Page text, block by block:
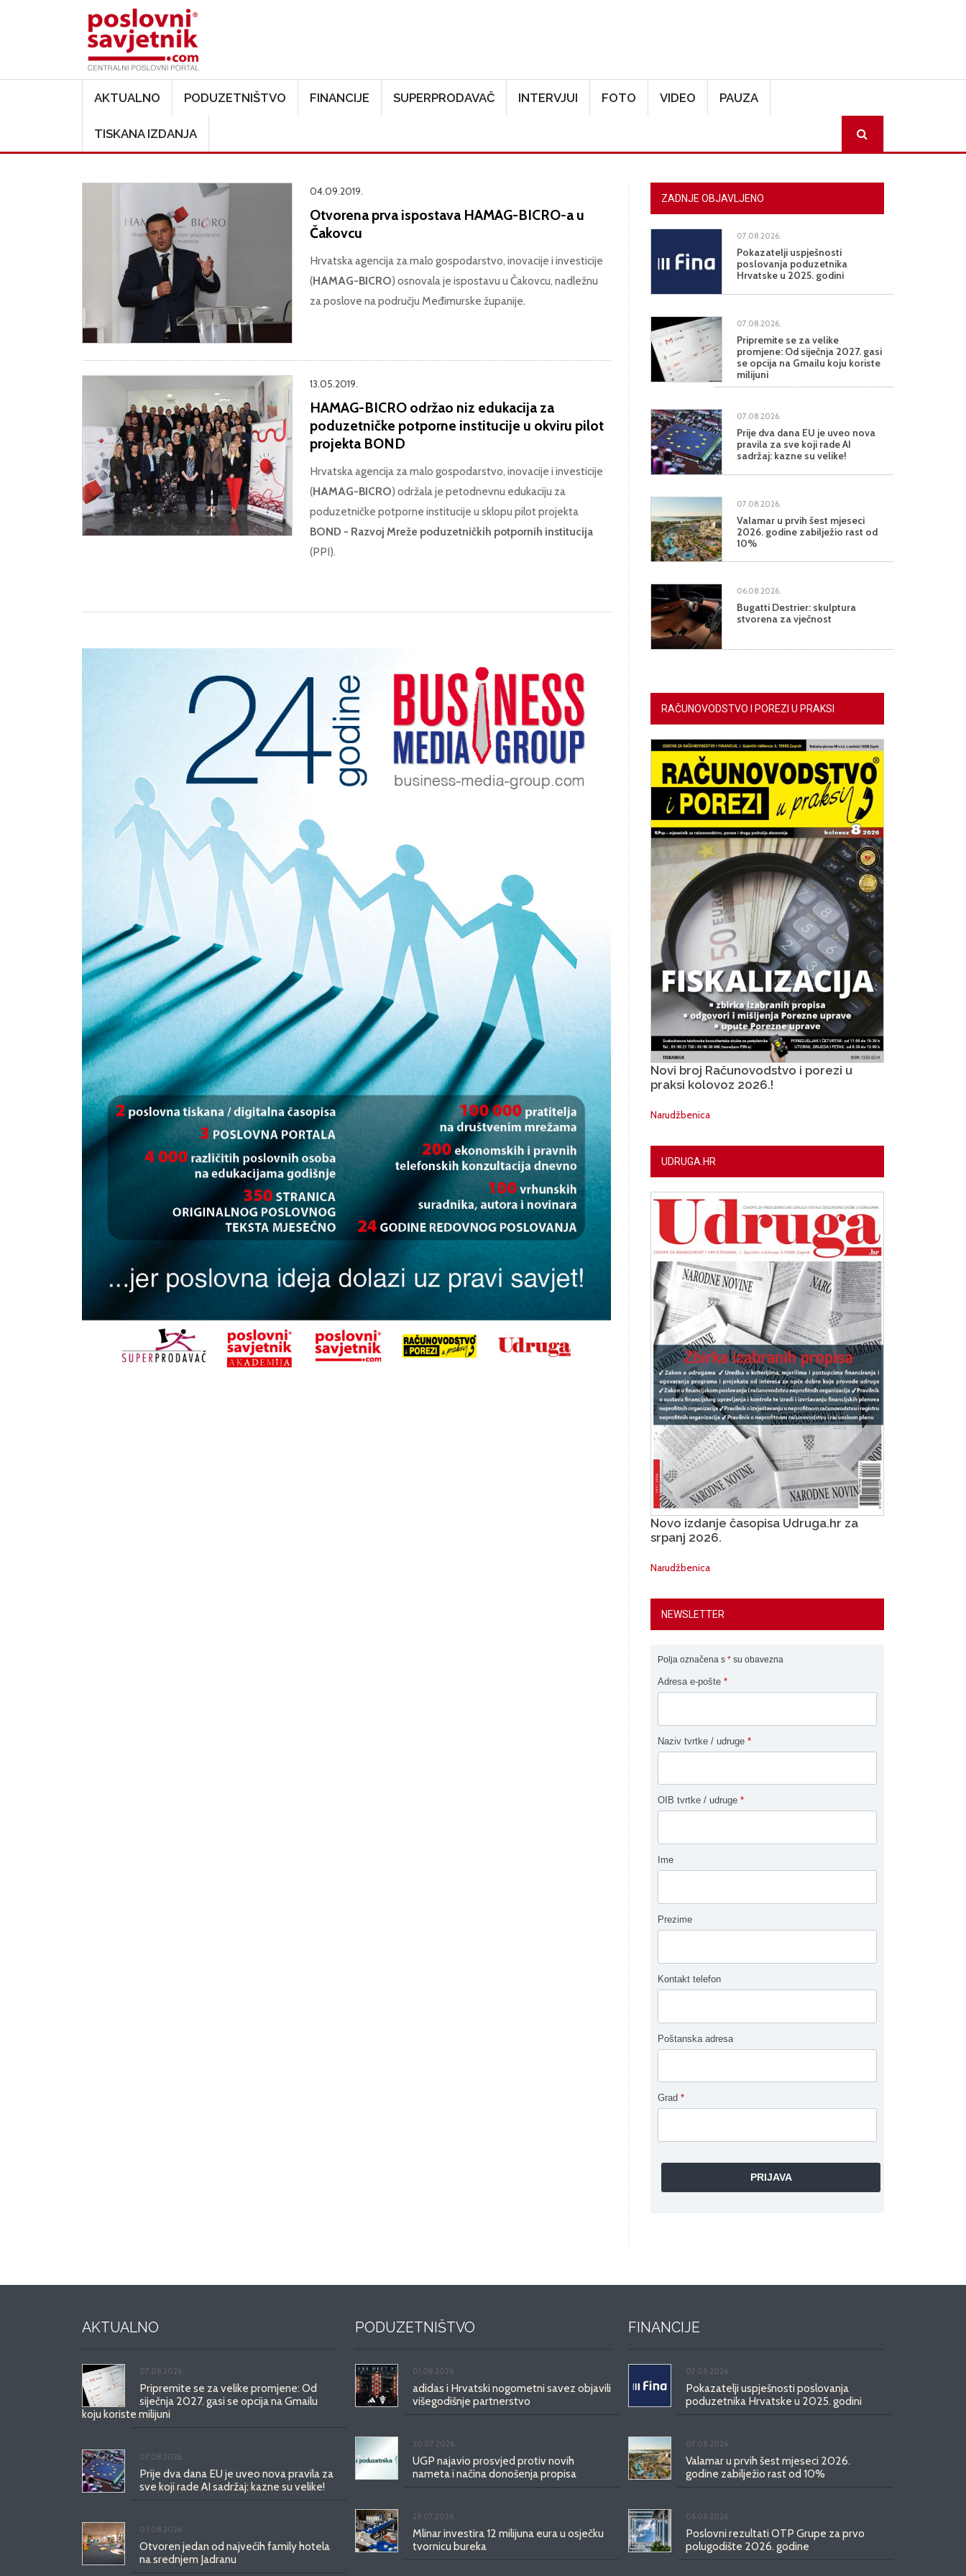
AKTUALNO PODUZETNIŠTVO FINANCIJE SUPERPRODAVAČ INTERVJUI FOTO VIDEO PAUZA
TISKANA IZDANJA
04.09.2019.
Otvorena prva ispostava HAMAG-BICRO-a u
Čakovcu
Hrvatska agencija za malo gospodarstvo, inovacije i investicije
(HAMAG-BICRO) osnovala je ispostavu u Čakovcu, nadležnu
za poslove na području Međimurske županije.
13.05.2019.
HAMAG-BICRO održao niz edukacija za
poduzetničke potporne institucije u okviru pilot
projekta BOND
Hrvatska agencija za malo gospodarstvo, inovacije i investicije
(HAMAG-BICRO) održala je petodnevnu edukaciju za
poduzetničke potporne institucije u sklopu pilot projekta
BOND - Razvoj Mreže poduzetničkih potpornih institucija
(PPI).
ZADNJE OBJAVLJENO
07.08.2026.
Pokazatelji uspješnosti
poslovanja poduzetnika
Hrvatske u 2025. godini
07.08.2026.
Pripremite se za velike
promjene: Od siječnja 2027. gasi
se opcija na Gmailu koju koriste
milijuni
07.08.2026.
Prije dva dana EU je uveo nova
pravila za sve koji rade AI
sadržaj: kazne su velike!
07.08.2026.
Valamar u prvih šest mjeseci
2026. godine zabilježio rast od
10%
06.08.2026.
Bugatti Destrier: skulptura
stvorena za vječnost
RAČUNOVODSTVO I POREZI U PRAKSI
Novi broj Računovodstvo i porezi u
praksi kolovoz 2026.!
Narudžbenica
UDRUGA.HR
Novo izdanje časopisa Udruga.hr za
srpanj 2026.
Narudžbenica
NEWSLETTER
Polja označena s * su obavezna
Adresa e-pošte *
Naziv tvrtke / udruge *
OIB tvrtke / udruge *
Ime
Prezime
Kontakt telefon
Poštanska adresa
Grad *
AKTUALNO
07.08.2026.
Pripremite se za velike promjene: Od
siječnja 2027. gasi se opcija na Gmailu
koju koriste milijuni
07.08.2026.
Prije dva dana EU je uveo nova pravila za
sve koji rade AI sadržaj: kazne su velike!
03.08.2026.
Otvoren jedan od najvećih family hotela
na srednjem Jadranu
PODUZETNIŠTVO
01.08.2026.
adidas i Hrvatski nogometni savez objavili
višegodišnje partnerstvo
30.07.2026.
UGP najavio prosvjed protiv novih
nameta i načina donošenja propisa
29.07.2026.
Mlinar investira 12 milijuna eura u osječku
tvornicu bureka
FINANCIJE
07.08.2026.
Pokazatelji uspješnosti poslovanja
poduzetnika Hrvatske u 2025. godini
07.08.2026.
Valamar u prvih šest mjeseci 2026.
godine zabilježio rast od 10%
06.08.2026.
Poslovni rezultati OTP Grupe za prvo
polugodište 2026. godine